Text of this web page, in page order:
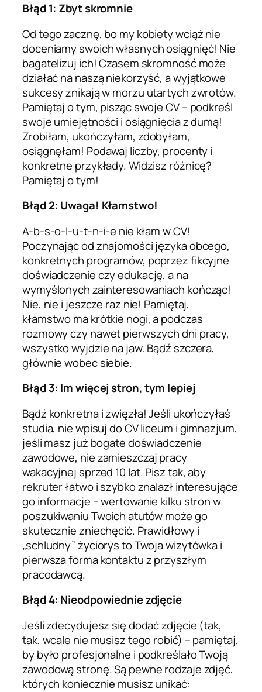
Błąd 1: Zbyt skromnie
Od tego zacznę, bo my kobiety wciąż nie
doceniamy swoich własnych osiągnięć! Nie
bagatelizuj ich! Czasem skromność może
działać na naszą niekorzyść, a wyjątkowe
sukcesy znikają w morzu utartych zwrotów.
Pamiętaj o tym, pisząc swoje CV – podkreśl
swoje umiejętności i osiągnięcia z dumą!
Zrobiłam, ukończyłam, zdobyłam,
osiągnęłam! Podawaj liczby, procenty i
konkretne przykłady. Widzisz różnicę?
Pamiętaj o tym!
Błąd 2: Uwaga! Kłamstwo!
A-b-s-o-l-u-t-n-i-e nie kłam w CV!
Poczynając od znajomości języka obcego,
konkretnych programów, poprzez fikcyjne
doświadczenie czy edukację, a na
wymyślonych zainteresowaniach kończąc!
Nie, nie i jeszcze raz nie! Pamiętaj,
kłamstwo ma krótkie nogi, a podczas
rozmowy czy nawet pierwszych dni pracy,
wszystko wyjdzie na jaw. Bądź szczera,
głównie wobec siebie.
Błąd 3: Im więcej stron, tym lepiej
Bądź konkretna i zwięzła! Jeśli ukończyłaś
studia, nie wpisuj do CV liceum i gimnazjum,
jeśli masz już bogate doświadczenie
zawodowe, nie zamieszczaj pracy
wakacyjnej sprzed 10 lat. Pisz tak, aby
rekruter łatwo i szybko znalazł interesujące
go informacje – wertowanie kilku stron w
poszukiwaniu Twoich atutów może go
skutecznie zniechęcić. Prawidłowy i
„schludny” życiorys to Twoja wizytówka i
pierwsza forma kontaktu z przyszłym
pracodawcą.
Błąd 4: Nieodpowiednie zdjęcie
Jeśli zdecydujesz się dodać zdjęcie (tak,
tak, wcale nie musisz tego robić) – pamiętaj,
by było profesjonalne i podkreślało Twoją
zawodową stronę. Są pewne rodzaje zdjęć,
których koniecznie musisz unikać: